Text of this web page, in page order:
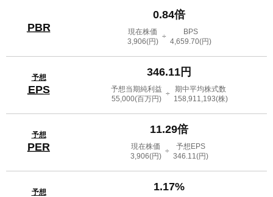
PBR
0.84倍
現在株価
3,906(円)
÷
BPS
4,659.70(円)
予想
EPS
346.11円
予想当期純利益
55,000(百万円)
÷
期中平均株式数
158,911,193(株)
予想
PER
11.29倍
現在株価
3,906(円)
÷
予想EPS
346.11 (円)
予想 1.17%